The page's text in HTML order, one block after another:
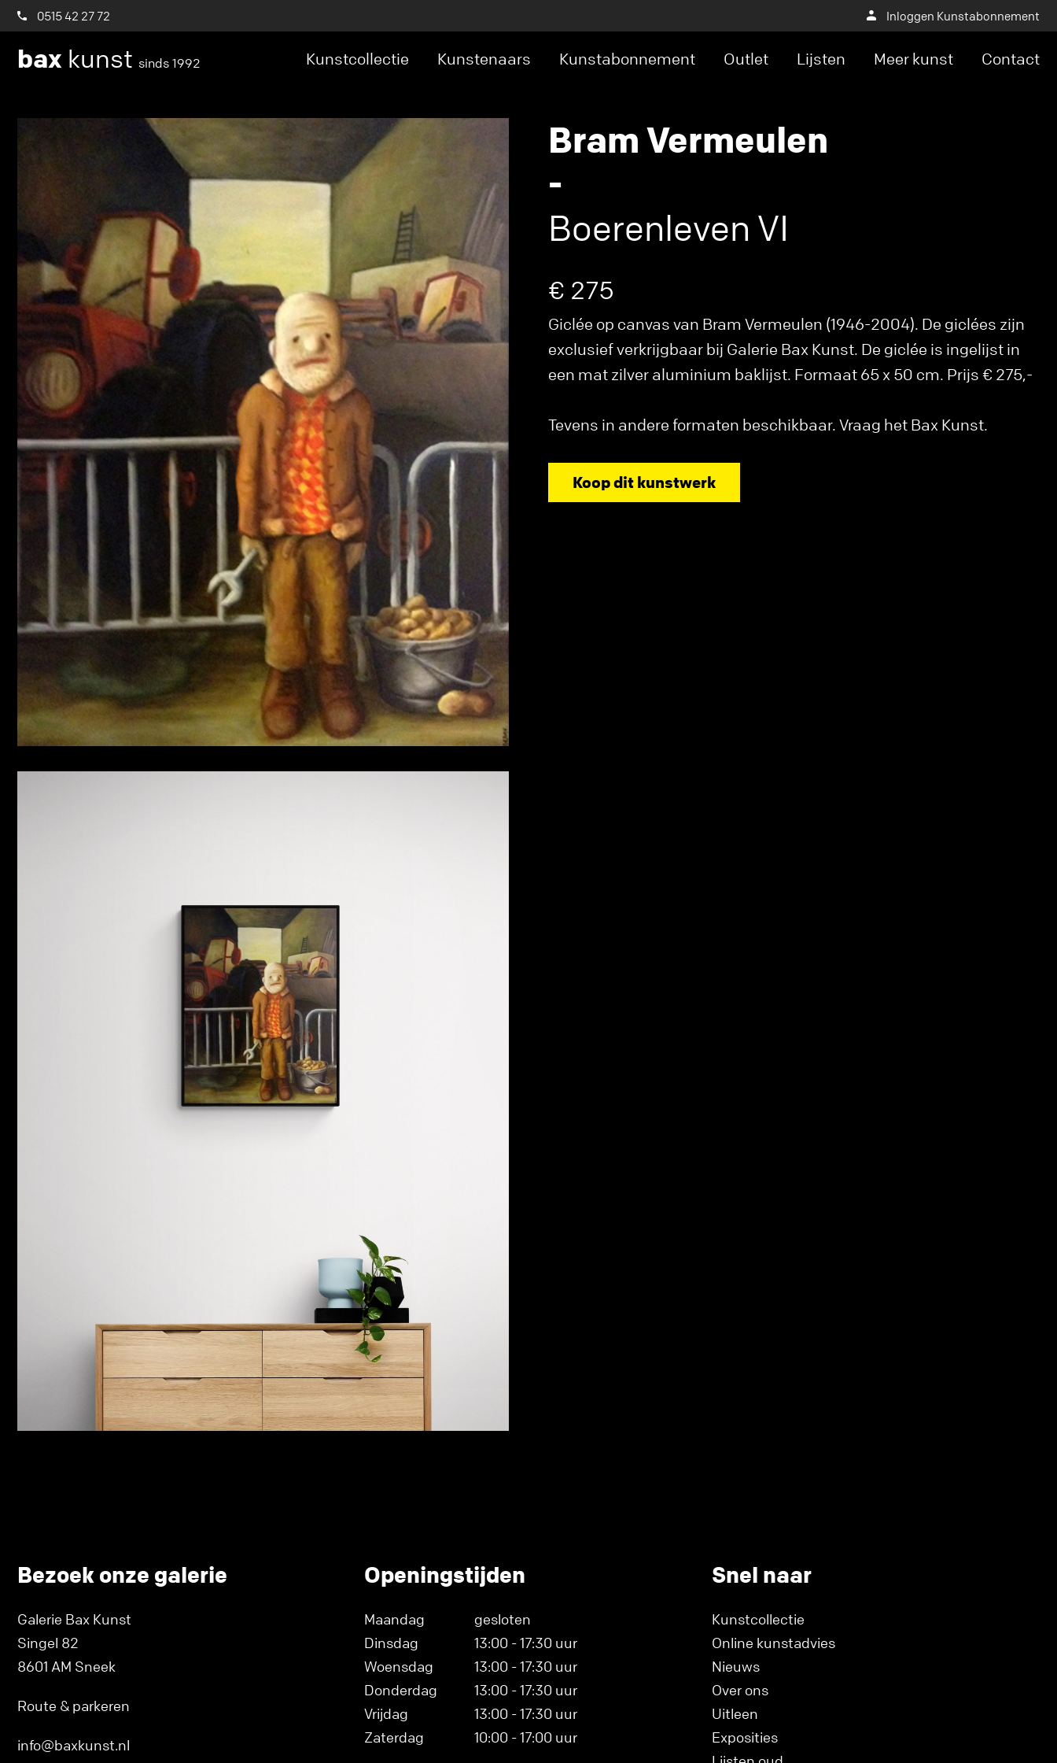
0515 42 27 72 Inloggen Kunstabonnement
bax kunst sinds 1992 Kunstcollectie Kunstenaars Kunstabonnement Outlet Lijsten Meer kunst Contact
Bram Vermeulen
-
Boerenleven VI
€ 275
Giclée op canvas van Bram Vermeulen (1946-2004). De giclées zijn
exclusief verkrijgbaar bij Galerie Bax Kunst. De giclée is ingelijst in
een mat zilver aluminium baklijst. Formaat 65 x 50 cm. Prijs € 275,-
Tevens in andere formaten beschikbaar. Vraag het Bax Kunst.
Koop dit kunstwerk
Bezoek onze galerie
Galerie Bax Kunst
Singel 82
8601 AM Sneek
Route & parkeren
info@baxkunst.nl
Openingstijden
Maandag
gesloten
Dinsdag
13:00 - 17:30 uur
Woensdag
13:00 - 17:30 uur
Donderdag
13:00 - 17:30 uur
Vrijdag
13:00 - 17:30 uur
Zaterdag
10:00 - 17:00 uur
Snel naar
Kunstcollectie
Online kunstadvies
Nieuws
Over ons
Uitleen
Exposities